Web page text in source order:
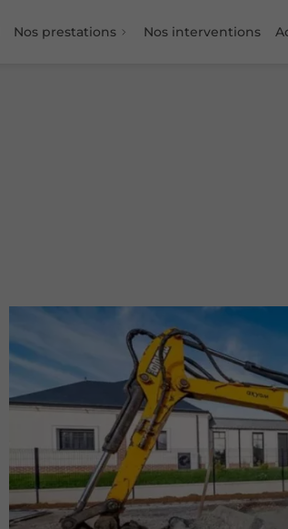
Nos prestations Nos interventions